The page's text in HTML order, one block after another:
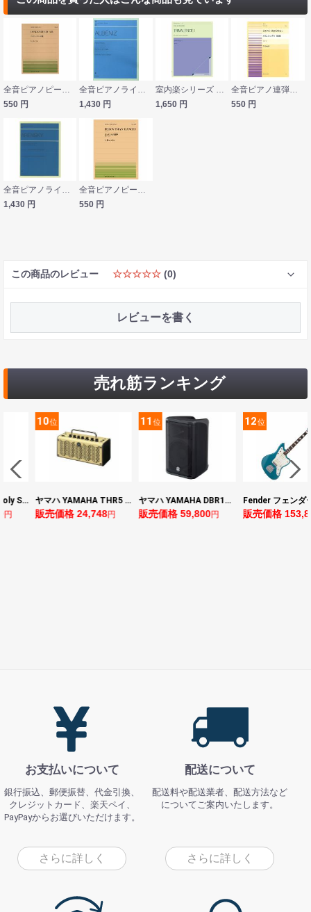
550 円
1,430 円
1,650 円
550 円
1,430 円
550 円
この商品のレビュー ☆☆☆☆☆ (0)
レビューを書く
売れ筋ランキング
ヤマハ YAMAHA THR5 コンパクトギターアンプ 小型アンプ
11
ヤマハ YAMAHA DBR10 パワードスピーカー
販売価格 59,800
12位
Fender フェンダー Made in Japan Traditional Late 60s Jazzmaster RW Ocean Turquoise Metallic エレキギター
販売価格 153,896
13
販売価格
お支払いについて
銀行振込、郵便振替、代金引換、
クレジットカード、楽天ペイ、
PayPayからお選びいただけます。
さらに詳しく
配送について
配送料や配送業者、配送方法など
についてご案内いたします。
さらに詳しく